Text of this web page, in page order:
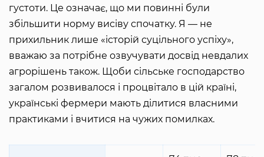
густоти. Це означає, що ми повинні були
збільшити норму висіву спочатку. Я — не
прихильник лише «історій суцільного успіху»,
вважаю за потрібне озвучувати досвід невдалих
агрорішень також. Щоби сільське господарство
загалом розвивалося і процвітало в цій країні,
українські фермери мають ділитися власними
практиками і вчитися на чужих помилках.